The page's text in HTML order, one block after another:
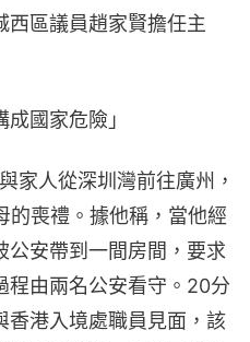
西區議員趙家賢擔任主
國家危險」
家人從深圳灣前往廣州，
的喪禮。據他稱，當他經
公安帶到一間房間，要求
程由兩名公安看守。20分
香港入境處職員見面，該